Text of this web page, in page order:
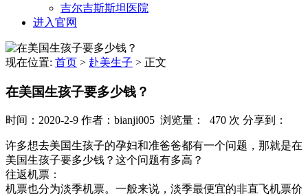
吉尔吉斯斯坦医院
进入官网
现在位置: 首页 > 赴美生子 > 正文
在美国生孩子要多少钱？
时间：2020-2-9 作者：bianji005 浏览量： 470 次 分享到：
许多想去美国生孩子的孕妇和准爸爸都有一个问题，那就是在
美国生孩子要多少钱？这个问题有多高？
往返机票：
机票也分为淡季机票。一般来说，淡季最便宜的非直飞机票价